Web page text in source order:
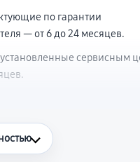
по гарантии
— от 6 до 24 месяцев.
сервисным
гарантийным